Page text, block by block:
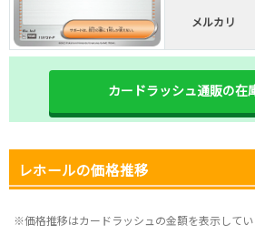
メルカリ
カードラッシュ通販の在
レホールの価格推移
※価格推移はカードラッシュの金額を表示して